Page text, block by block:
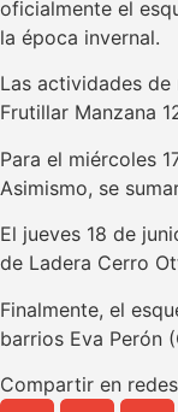
oficialmente el
la época invernal.
Las actividades
Frutillar Manzana
Para el miércoles
Asimismo, se
El jueves 18 de
de Ladera Cerro
Finalmente, el
barrios Eva Perón
Compartir en